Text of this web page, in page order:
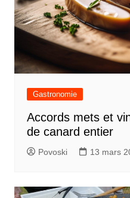
Gastronomie
Accords mets et
de canard entier
Povoski 13 mars